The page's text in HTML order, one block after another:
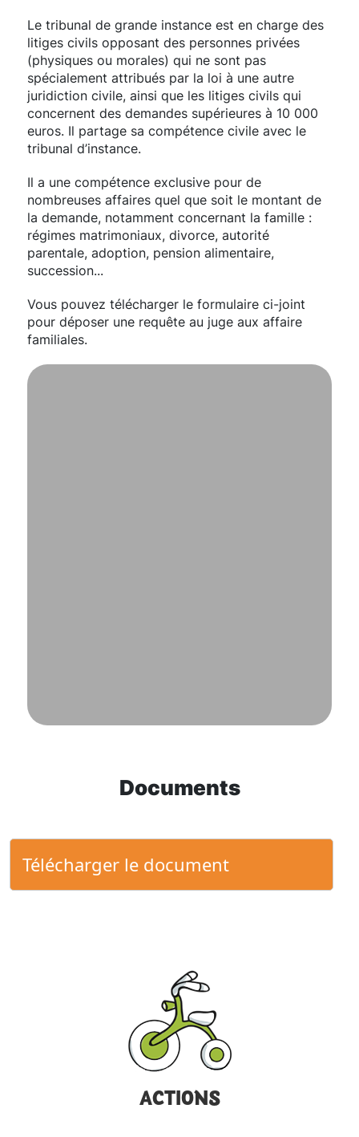
Le tribunal de grande instance est en charge des
litiges civils opposant des personnes privées
(physiques ou morales) qui ne sont pas
spécialement attribués par la loi à une autre
juridiction civile, ainsi que les litiges civils qui
concernent des demandes supérieures à 10 000
euros. Il partage sa compétence civile avec le
tribunal d’instance.
Il a une compétence exclusive pour de
nombreuses affaires quel que soit le montant de
la demande, notamment concernant la famille :
régimes matrimoniaux, divorce, autorité
parentale, adoption, pension alimentaire,
succession...
Vous pouvez télécharger le formulaire ci-joint
pour déposer une requête au juge aux affaire
familiales.
Documents
Télécharger le document
ACTIONS